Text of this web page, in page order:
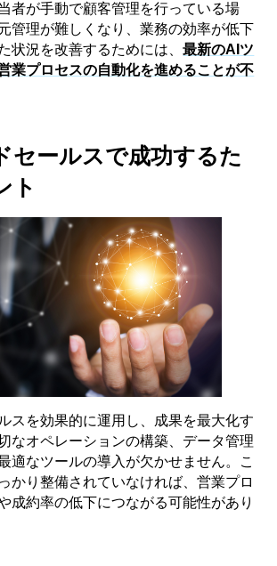
者が手動で顧客管理を行っている場
管理が難しくなり、業務の効率が低下
状況を改善するためには、最新のAIツ
業プロセスの自動化を進めることが不
セールスで成功するた
ト
スを効果的に運用し、成果を最大化す
なオペレーションの構築、データ管理
適なツールの導入が欠かせません。こ
かり整備されていなければ、営業プロ
成約率の低下につながる可能性があり